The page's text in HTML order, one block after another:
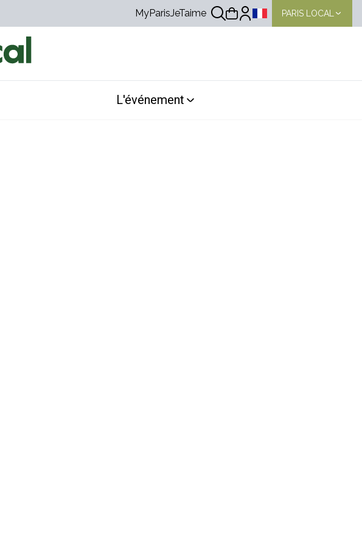
MyParisJeTaime Choix de la langue
PARIS LOCAL
L'événement